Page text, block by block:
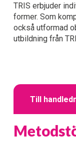
TRIS erbjuder
former. Som
också utformad
utbildning från
Till